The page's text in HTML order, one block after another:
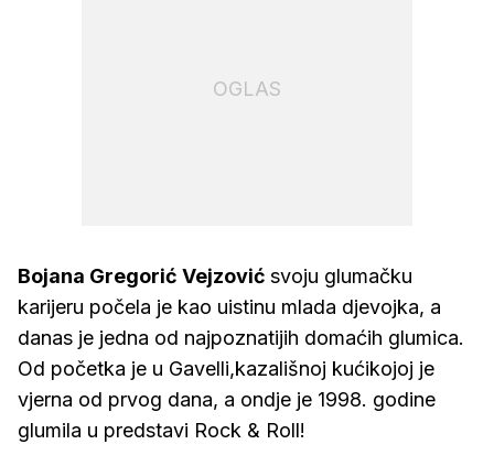
OGLAS
Bojana Gregorić Vejzović svoju glumačku
karijeru počela je kao uistinu mlada djevojka, a
danas je jedna od najpoznatijih domaćih glumica.
Od početka je u Gavelli,kazališnoj kućikojoj je
vjerna od prvog dana, a ondje je 1998. godine
glumila u predstavi Rock & Roll!